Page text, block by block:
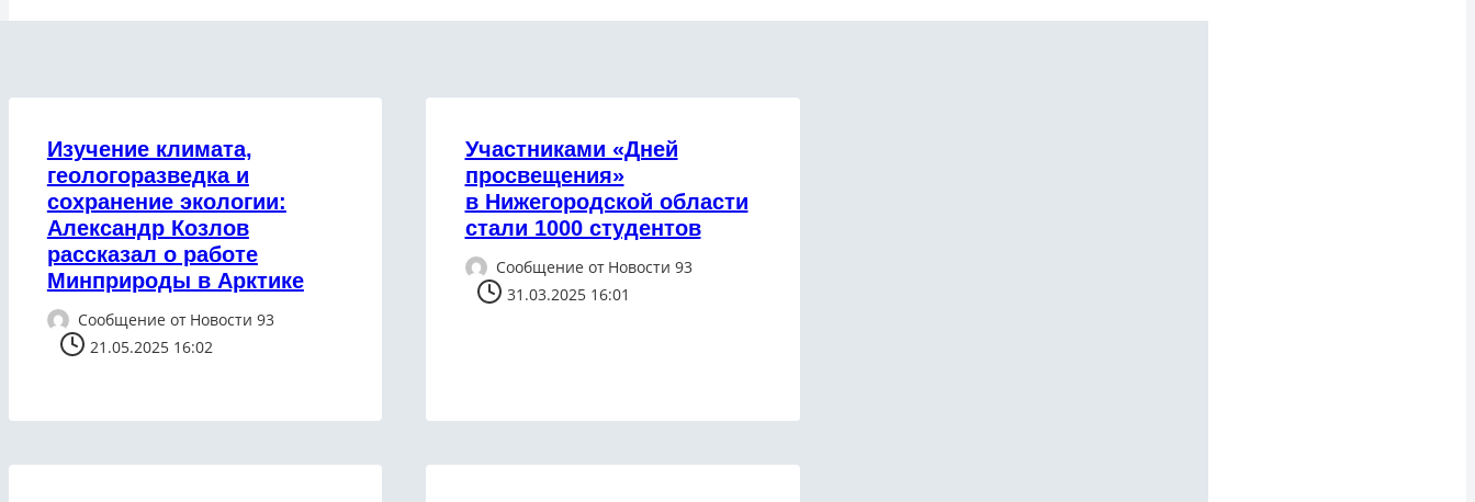
Изучение климата,
геологоразведка и
сохранение экологии:
Александр Козлов
рассказал о работе
Минприроды в Арктике
Сообщение от Новости 93
21.05.2025 16:02
Участниками «Дней
просвещения»
в Нижегородской области
стали 1000 студентов
Сообщение от Новости 93
31.03.2025 16:01